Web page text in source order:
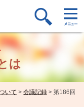
は
いて > 会議記録 > 第186回